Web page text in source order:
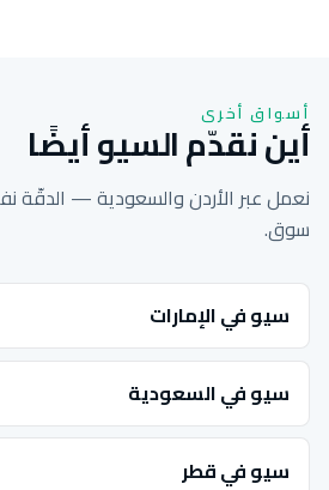
أسواق أخرى
أين نقدّم السيو أيضًا
نعمل عبر الأردن والسعودية — الدقّة
سوق.
سيو في الإمارات
سيو في السعودية
سيو في قطر